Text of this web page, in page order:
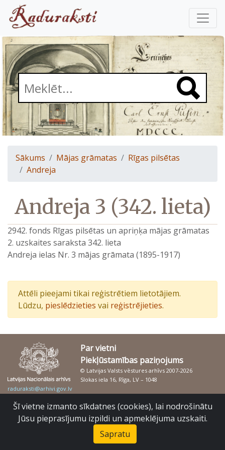
Sākums Mājas grāmatas
Rīgas pilsētas
Andreja
Andreja 3 (342. lieta)
2942. fonds Rīgas pilsētas un apriņķa mājas grāmatas
2. uzskaites saraksta 342. lieta
Andreja ielas Nr. 3 mājas grāmata (1895-1917)
Attēli pieejami tikai reģistrētiem lietotājiem.
Lūdzu, pieslēdzieties vai reģistrējieties.
Par vietni
Piekļūstamības paziņojums
© Latvijas Valsts vēstures arhīvs 2007-2026
Slokas iela 16, Rīga, LV – 1048
raduraksti@arhivi.gov.lv
Šī vietne izmanto sīkdatnes (cookies), lai nodrošinātu
Jūsu pieprasījumu izpildi un apmeklējuma uzskaiti.
Sapratu